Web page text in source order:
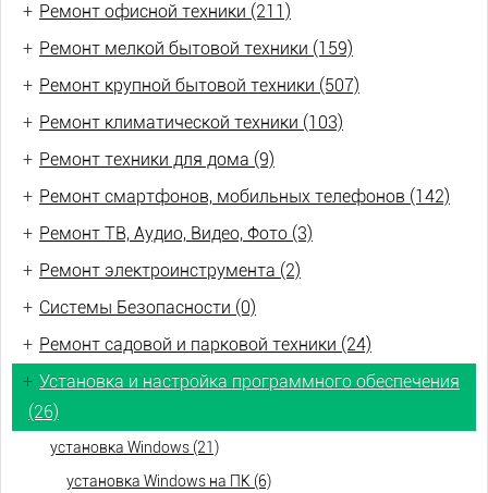
+ Ремонт офисной техники (211)
+ Ремонт мелкой бытовой техники (159)
+ Ремонт крупной бытовой техники (507)
+ Ремонт климатической техники (103)
+ Ремонт техники для дома (9)
+ Ремонт смартфонов, мобильных телефонов (142)
+ Ремонт ТВ, Аудио, Видео, Фото (3)
+ Ремонт электроинструмента (2)
+ Системы Безопасности (0)
+ Ремонт садовой и парковой техники (24)
+ Установка и настройка программного обеспечения
(26)
установка Windows (21)
установка Windows на ПК (6)